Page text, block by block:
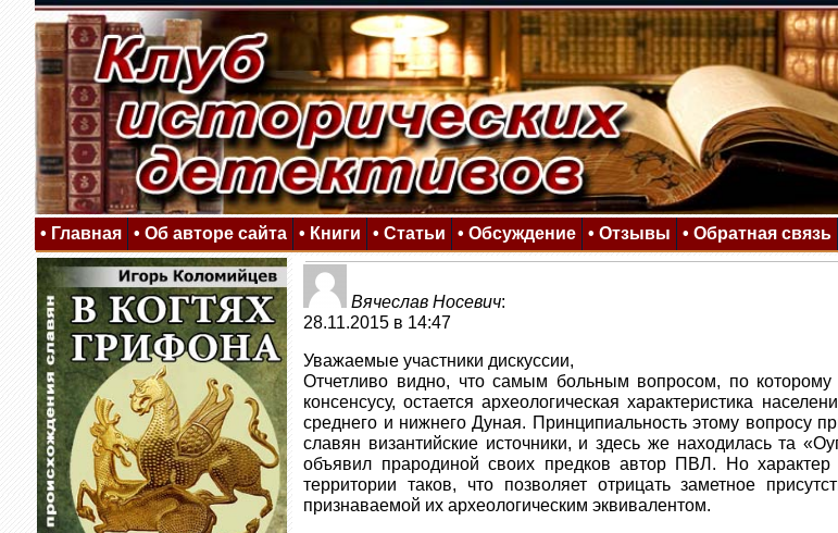
• Главная • Об авторе сайта • Книги • Статьи • Обсуждение • Отзывы • Обратная связь
Вячеслав Носевич:
28.11.2015 в 14:47
Уважаемые участники дискуссии,
Отчетливо видно, что самым больным вопросом, по которому
консенсусу, остается археологическая характеристика
среднего и нижнего Дуная. Принципиальность этому вопросу
славян византийские источники, и здесь же находилась та
объявил прародиной своих предков автор ПВЛ. Но характер
территории таков, что позволяет отрицать заметное
признаваемой их археологическим эквивалентом.